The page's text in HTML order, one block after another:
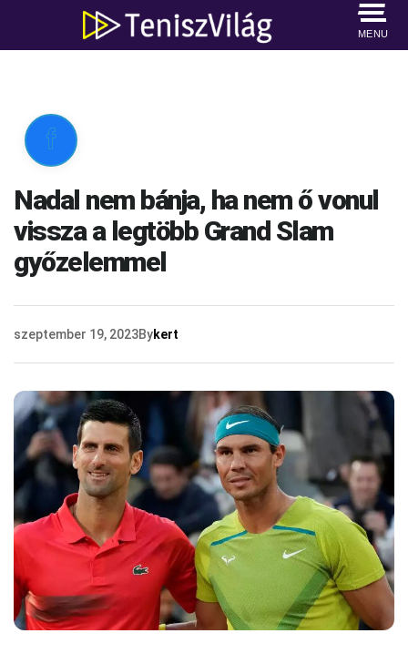
MENU

Nadal nem bánja, ha nem ő vonul
vissza a legtöbb Grand Slam
győzelemmel
szeptember 19, 2023Bykert